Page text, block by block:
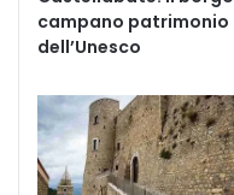
campano patrimonio
dell’Unesco